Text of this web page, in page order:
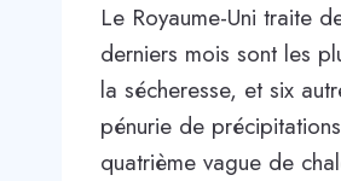
Le Royaume-Uni traite
derniers mois sont les
la sécheresse, et six
pénurie de
quatrième vague de